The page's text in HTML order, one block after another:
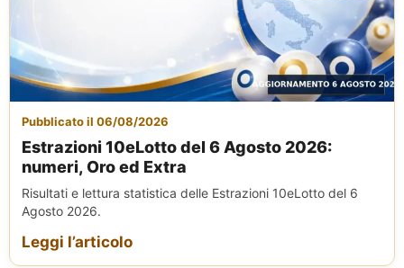
Pubblicato il 06/08/2026
Estrazioni 10eLotto del 6 Agosto 2026:
numeri, Oro ed Extra
Risultati e lettura statistica delle Estrazioni 10eLotto del 6
Agosto 2026.
Leggi l’articolo